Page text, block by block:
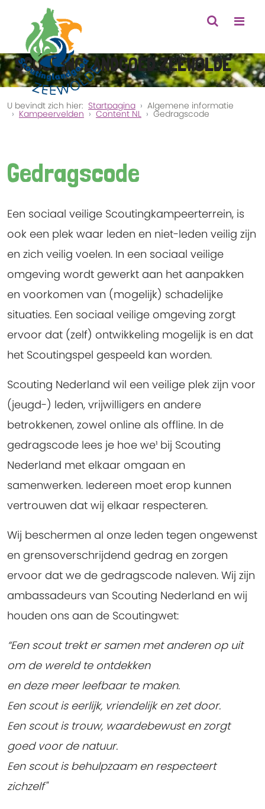
SCOUTINGLANDGOED ZEEWOLDE
U bevindt zich hier: Startpagina Algemene informatie
Kampeervelden Content NL Gedragscode
Gedragscode
Een sociaal veilige Scoutingkampeerterrein, is
ook een plek waar leden en niet-leden veilig zijn
en zich veilig voelen. In een sociaal veilige
omgeving wordt gewerkt aan het aanpakken
en voorkomen van (mogelijk) schadelijke
situaties. Een sociaal veilige omgeving zorgt
ervoor dat (zelf) ontwikkeling mogelijk is en dat
het Scoutingspel gespeeld kan worden.
Scouting Nederland wil een veilige plek zijn voor
(jeugd-) leden, vrijwilligers en andere
betrokkenen, zowel online als offline. In de
gedragscode lees je hoe we¹ bij Scouting
Nederland met elkaar omgaan en
samenwerken. Iedereen moet erop kunnen
vertrouwen dat wij elkaar respecteren.
Wij beschermen al onze leden tegen ongewenst
en grensoverschrijdend gedrag en zorgen
ervoor dat we de gedragscode naleven. Wij zijn
ambassadeurs van Scouting Nederland en wij
houden ons aan de Scoutingwet:
“Een scout trekt er samen met anderen op uit
om de wereld te ontdekken
en deze meer leefbaar te maken.
Een scout is eerlijk, vriendelijk en zet door.
Een scout is trouw, waardebewust en zorgt
goed voor de natuur.
Een scout is behulpzaam en respecteert
zichzelf"